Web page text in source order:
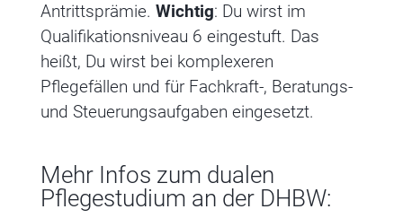
Antrittsprämie. Wichtig: Du wirst im
Qualifikationsniveau 6 eingestuft. Das
heißt, Du wirst bei komplexeren
Pflegefällen und für Fachkraft-, Beratungs-
und Steuerungsaufgaben eingesetzt.
Mehr Infos zum dualen
Pflegestudium an der DHBW: